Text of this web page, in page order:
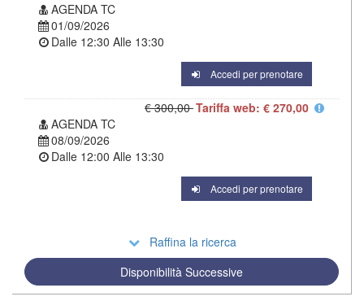
AGENDA TC
01/09/2026
Dalle 12:30 Alle 13:30
Accedi per prenotare
€ 300,00Tariffa web: € 270,00
AGENDA TC
08/09/2026
Dalle 12:00 Alle 13:30
Accedi per prenotare
Raffina la ricerca
Disponibilità Successive